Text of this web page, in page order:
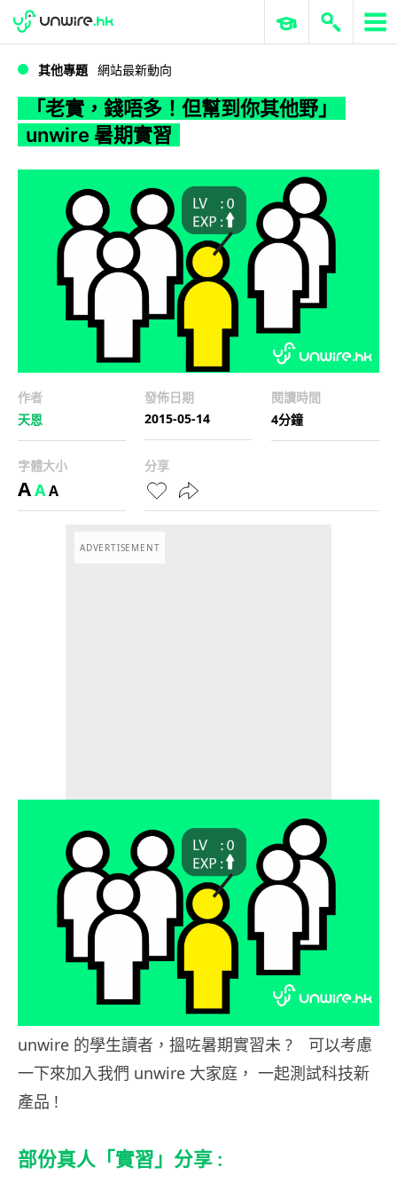
WWDC 2026 ERP 與商業 AI
其他專題 網站最新動向
「老實，錢唔多！但幫到你其他野」
unwire 暑期實習
作者
天恩
發佈日期
2015-05-14
閱讀時間
4分鐘
字體大小
AAA
分享
ADVERTISEMENT
unwire 的學生讀者，搵咗暑期實習未 ? 可以考慮
一下來加入我們 unwire 大家庭， 一起測試科技新
產品 !
部份真人「實習」分享 :